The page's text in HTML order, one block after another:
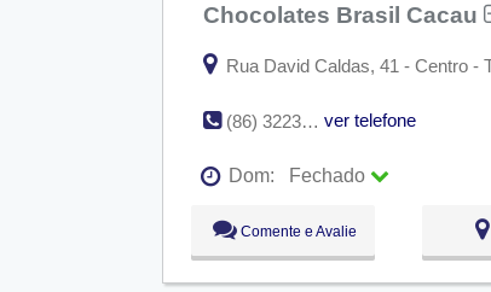
Chocolates Brasil Cacau
Rua David Caldas, 41 - Centro -
(86) 3223-3661 ver telefone
Dom:
Fechado
Seg:
Ter:
09:00 - 18:00
Qua:
09:00 - 18:00
Qui:
09:00 - 18:00
Comente e Avalie